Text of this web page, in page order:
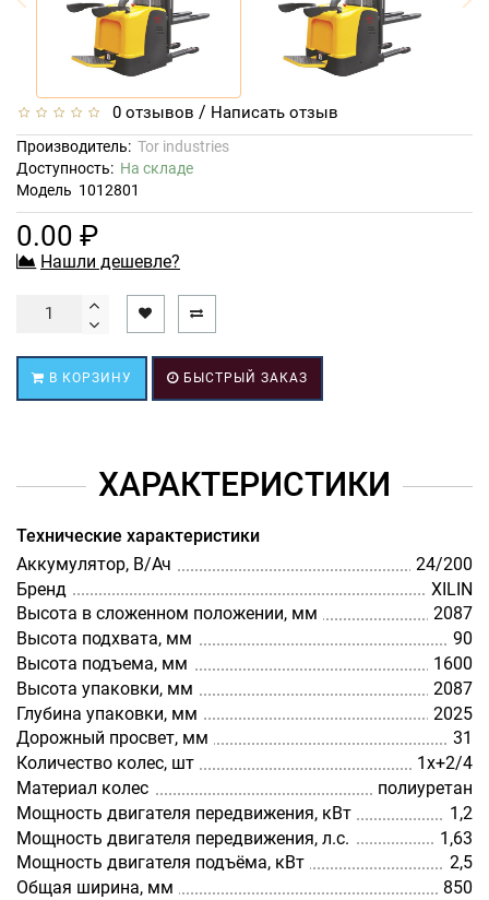
0 отзывов / Написать отзыв
Производитель: Tor industries
Доступность: На складе
Модель 1012801
0.00 ₽
Нашли дешевле?
В КОРЗИНУ БЫСТРЫЙ ЗАКАЗ
ХАРАКТЕРИСТИКИ
Технические характеристики
Аккумулятор, В/Ач
24/200
Бренд
XILIN
Высота в сложенном положении, мм
2087
Высота подхвата, мм
90
Высота подъема, мм
1600
Высота упаковки, мм
2087
Глубина упаковки, мм
2025
Дорожный просвет, мм
31
Количество колес, шт
1х+2/4
Материал колес
полиуретан
Мощность двигателя передвижения, кВт
1,2
Мощность двигателя передвижения, л.с.
1,63
Мощность двигателя подъёма, кВт
2,5
Общая ширина, мм
850